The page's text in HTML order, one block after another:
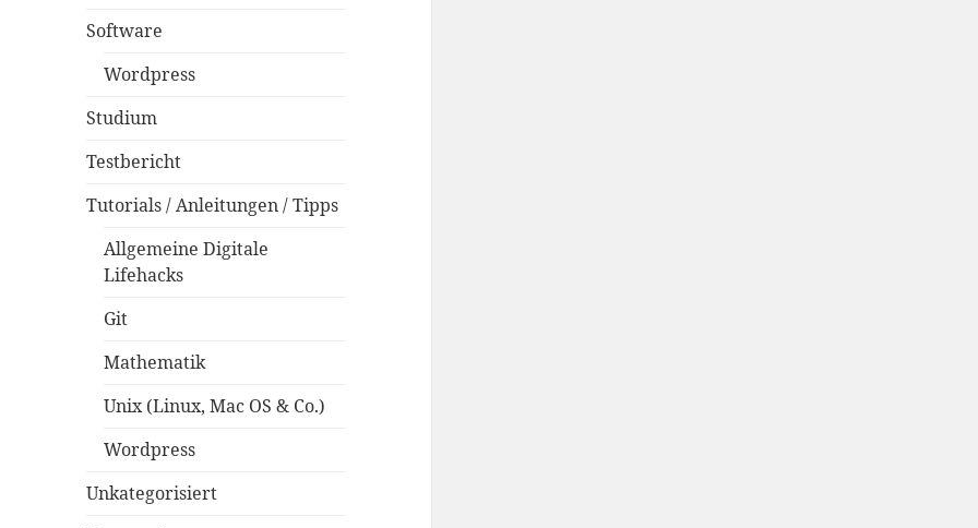
Software
Wordpress
Studium
Testbericht
Tutorials / Anleitungen / Tipps
Allgemeine Digitale
Lifehacks
Git
Mathematik
Unix (Linux, Mac OS & Co.)
Wordpress
Unkategorisiert